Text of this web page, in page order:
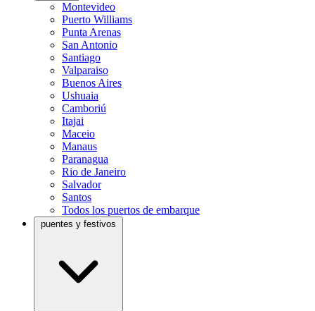
Montevideo
Puerto Williams
Punta Arenas
San Antonio
Santiago
Valparaiso
Buenos Aires
Ushuaia
Camboriú
Itajai
Maceio
Manaus
Paranagua
Rio de Janeiro
Salvador
Santos
Todos los puertos de embarque
puentes y festivos